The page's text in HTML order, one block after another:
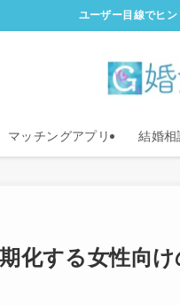
ユーザー目線でヒ
マッチングアプリ 結婚相
化する女性向